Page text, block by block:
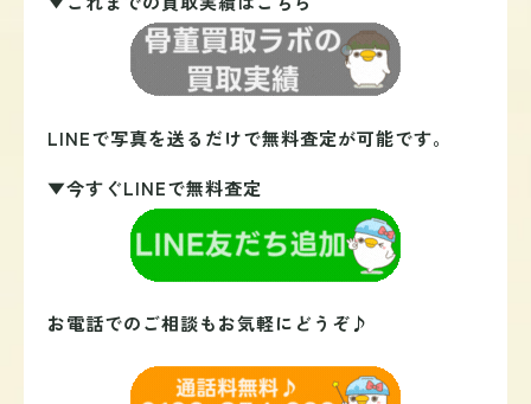
LINEで写真を送るだけで無料査定が可能です。
▼今すぐLINEで無料査定
お電話でのご相談もお気軽にどうぞ♪